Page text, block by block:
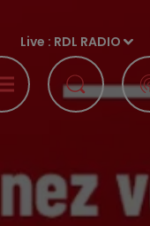
Live : RDL RADIO